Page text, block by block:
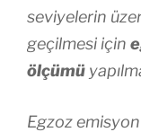
seviyelerin
geçilmesi için
ölçümü
Egzoz